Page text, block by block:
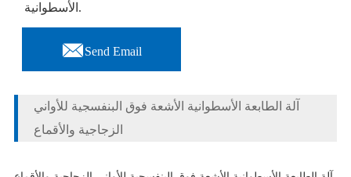
الأسطوانية.
Send Email
آلة الطابعة الأسطوانية الأشعة فوق البنفسجية للأواني
الزجاجية والأقماع